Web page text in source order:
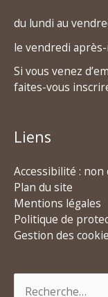
du lundi au
le vendredi
Si vous venez
faites-vous
Liens
Accessibilité :
Plan du site
Mentions légales
Politique de
Gestion des